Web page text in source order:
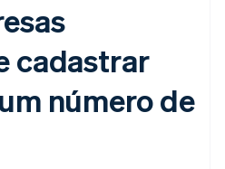
cadastrar
número de